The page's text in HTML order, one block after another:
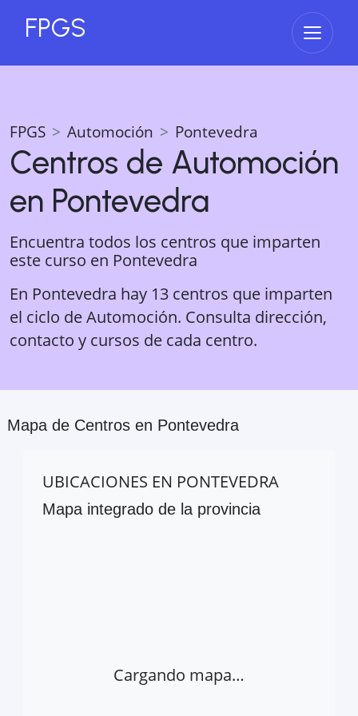
FPGS Abrir
FPGS Automoción Pontevedra
Centros de Automoción
en Pontevedra
Encuentra todos los centros que imparten
este curso en Pontevedra
En Pontevedra hay 13 centros que imparten
el ciclo de Automoción. Consulta dirección,
contacto y cursos de cada centro.
Mapa de Centros en Pontevedra
UBICACIONES EN PONTEVEDRA
Mapa integrado de la provincia
Cargando mapa…